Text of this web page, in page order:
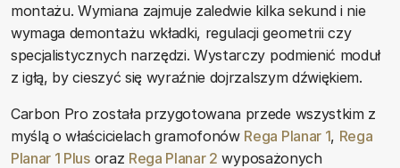
montażu. Wymiana zajmuje zaledwie kilka sekund i nie
wymaga demontażu wkładki, regulacji geometrii czy
specjalistycznych narzędzi. Wystarczy podmienić moduł
z igłą, by cieszyć się wyraźnie dojrzalszym dźwiękiem.
Carbon Pro została przygotowana przede wszystkim z
myślą o właścicielach gramofonów Rega Planar 1, Rega
Planar 1 Plusoraz Rega Planar 2 wyposażonych